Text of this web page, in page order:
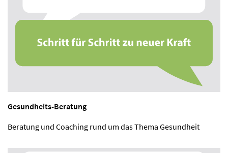
Gesundheits-Beratung
Beratung und Coaching rund um das Thema Gesundheit